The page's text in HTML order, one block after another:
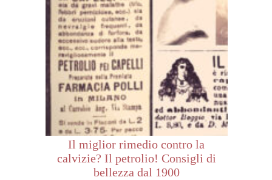
Il miglior rimedio contro la
calvizie? Il petrolio! Consigli di
bellezza dal 1900